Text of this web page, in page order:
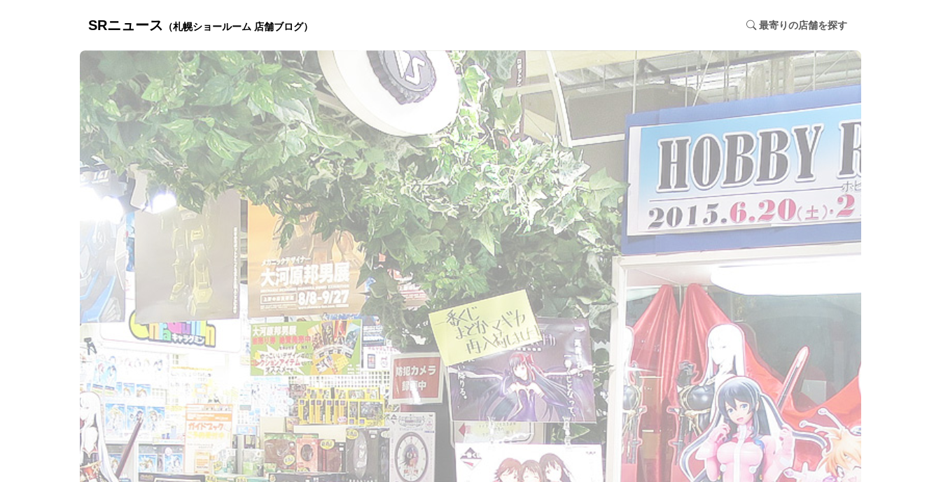
SRニュース （札幌ショールーム 店舗ブログ） 最寄りの店舗を探す